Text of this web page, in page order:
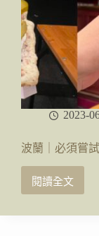
食、
散
步
地
圖
2023-
波蘭｜必須嘗
閱讀全文
波
｜